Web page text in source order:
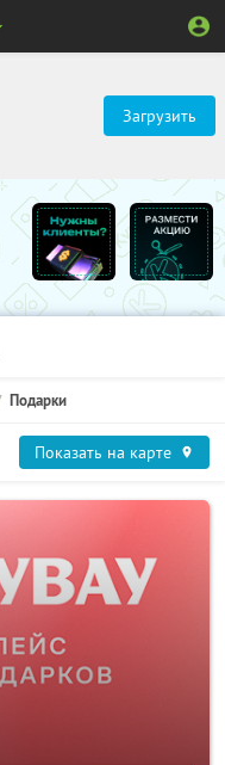
Загрузить
Подарки
Показать на карте